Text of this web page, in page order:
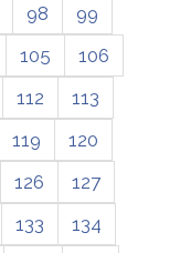
98
99
105
106
112
113
119
120
126
127
133
134